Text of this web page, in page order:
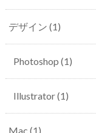
デザイン (1)
Photoshop (1)
Illustrator(1)
Mac (1)